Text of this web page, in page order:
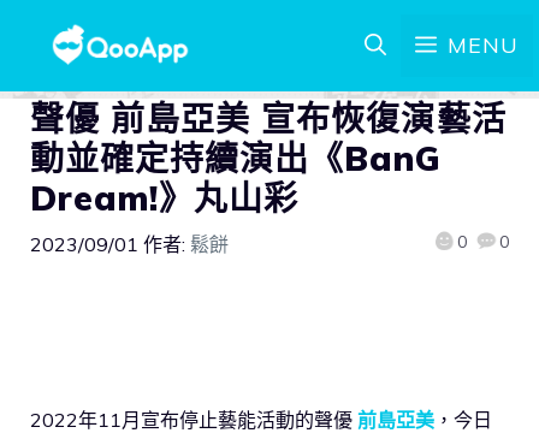
MENU
聲優 前島亞美 宣布恢復演藝活
動並確定持續演出《BanG
Dream!》丸山彩
2023/09/01 作者: 鬆餅 0 0
2022年11月宣布停止藝能活動的聲優 前島亞美 ，今日